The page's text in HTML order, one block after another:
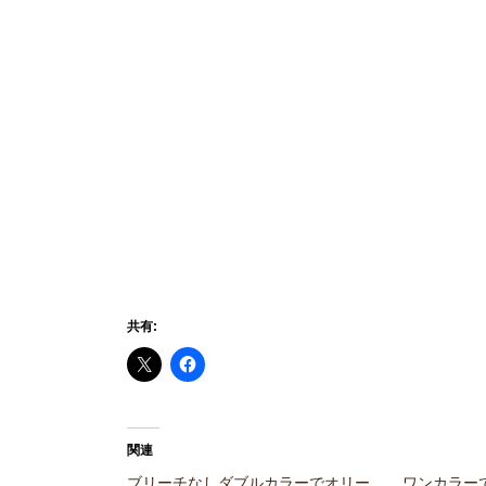
共有:
関連
ブリーチなしダブルカラーでオリー
ワンカラー